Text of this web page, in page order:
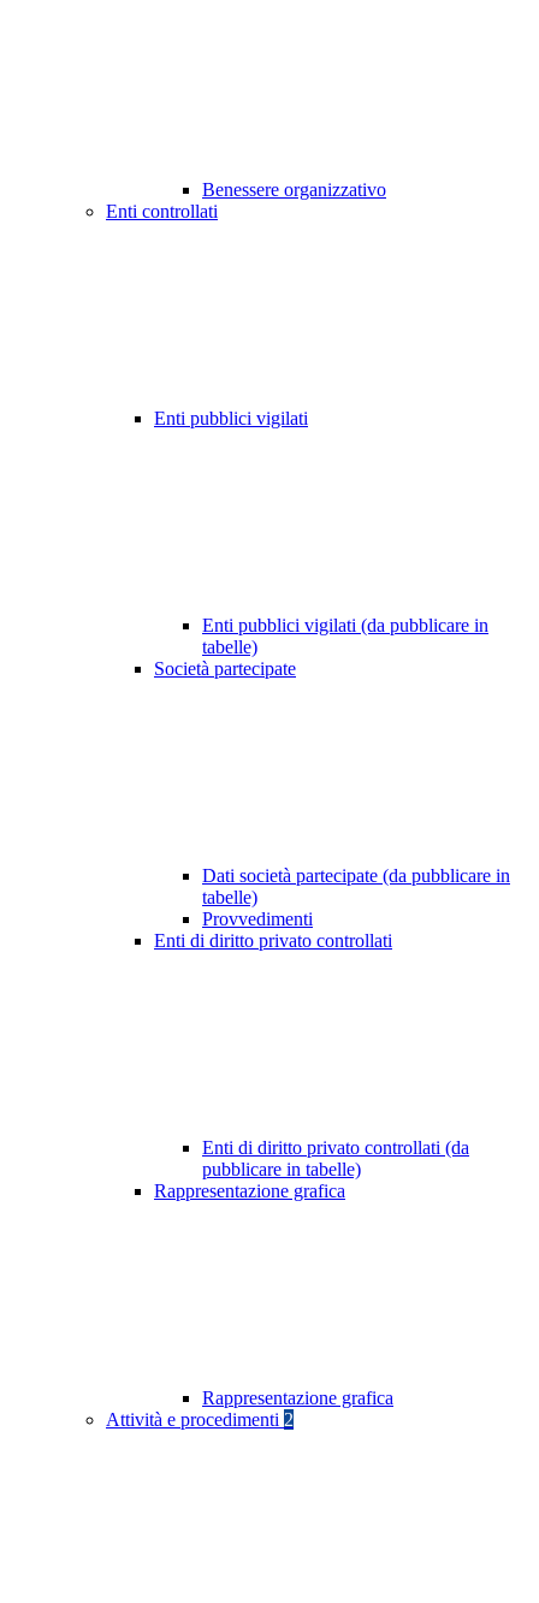
Benessere organizzativo
Enti controllati
Enti pubblici vigilati
Enti pubblici vigilati (da pubblicare in
tabelle)
Società partecipate
Dati società partecipate (da pubblicare in
tabelle)
Provvedimenti
Enti di diritto privato controllati
Enti di diritto privato controllati (da
pubblicare in tabelle)
Rappresentazione grafica
Rappresentazione grafica
Attività e procedimenti 2